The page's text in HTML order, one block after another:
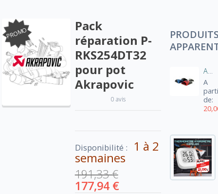
PROMO
Pack
réparation P-
RKS254DT32
pour pot
Akrapovic
0 avis
Disponibilité : 1 à 2
semaines
191,33 €
177,94 €
Aération manche blouson moto
A
de: